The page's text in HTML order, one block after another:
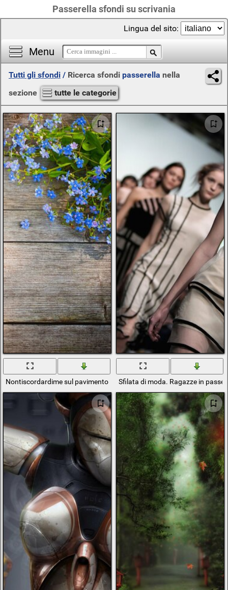
Passerella sfondi su scrivania
Menu
Lingua del sito:
Tutti gli sfondi / Ricerca sfondi passerella nella
sezione
tutte le categorie
Nontiscordardime sul pavimento della passerella blu
Sfilata di moda. Ragazze in